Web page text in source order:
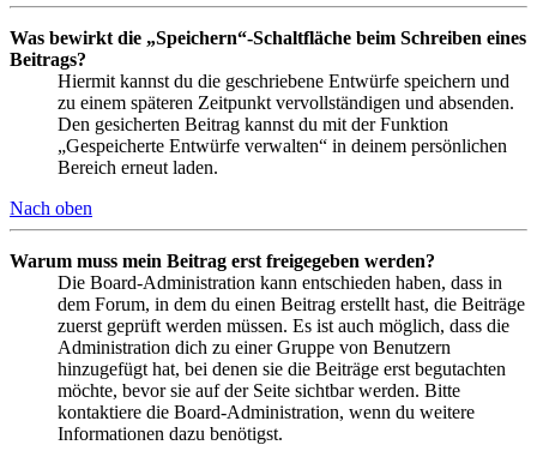
Was bewirkt die „Speichern“-Schaltfläche beim Schreiben eines
Beitrags?
Hiermit kannst du die geschriebene Entwürfe speichern und
zu einem späteren Zeitpunkt vervollständigen und absenden.
Den gesicherten Beitrag kannst du mit der Funktion
„Gespeicherte Entwürfe verwalten“ in deinem persönlichen
Bereich erneut laden.
Nach oben
Warum muss mein Beitrag erst freigegeben werden?
Die Board-Administration kann entschieden haben, dass in
dem Forum, in dem du einen Beitrag erstellt hast, die Beiträge
zuerst geprüft werden müssen. Es ist auch möglich, dass die
Administration dich zu einer Gruppe von Benutzern
hinzugefügt hat, bei denen sie die Beiträge erst begutachten
möchte, bevor sie auf der Seite sichtbar werden. Bitte
kontaktiere die Board-Administration, wenn du weitere
Informationen dazu benötigst.